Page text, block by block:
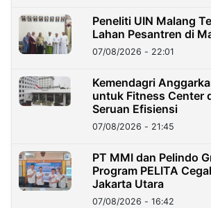
Peneliti UIN Malang
Lahan Pesantren di
07/08/2026 - 22:01
Kemendagri
untuk Fitness Center
Seruan Efisiensi
07/08/2026 - 21:45
PT MMI dan Pelindo
Program PELITA
Jakarta Utara
07/08/2026 - 16:42